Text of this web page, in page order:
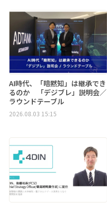
AI時代、「暗黙知」は継承でき
るのか 「デジブレ」説明会／
ラウンドテーブル
2026.08.03 15:15